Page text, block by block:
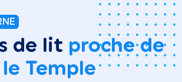
de lit proche de
Temple